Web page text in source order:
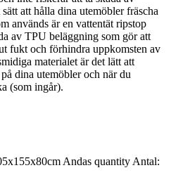
att hålla dina utemöbler fräscha
används är en vattentät ripstop
av TPU beläggning som gör att
fukt och förhindra uppkomsten av
materialet är det lätt att
dina utemöbler och när du
(som ingår).
Andas quantity Antal: